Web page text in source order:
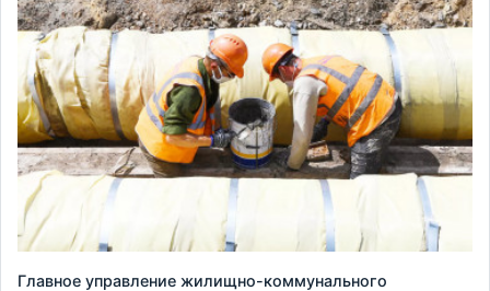
Главное управление жилищно-коммунального